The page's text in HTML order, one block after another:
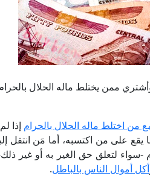
ممن يختلط ماله الحلال
من اختلط ماله الحلال بالحرام إذا
يقع على من اكتسبه، أما مَن انتقل
-سواء لتعلق حق الغير به أو غير
أكل أموال الناس بالباطل.